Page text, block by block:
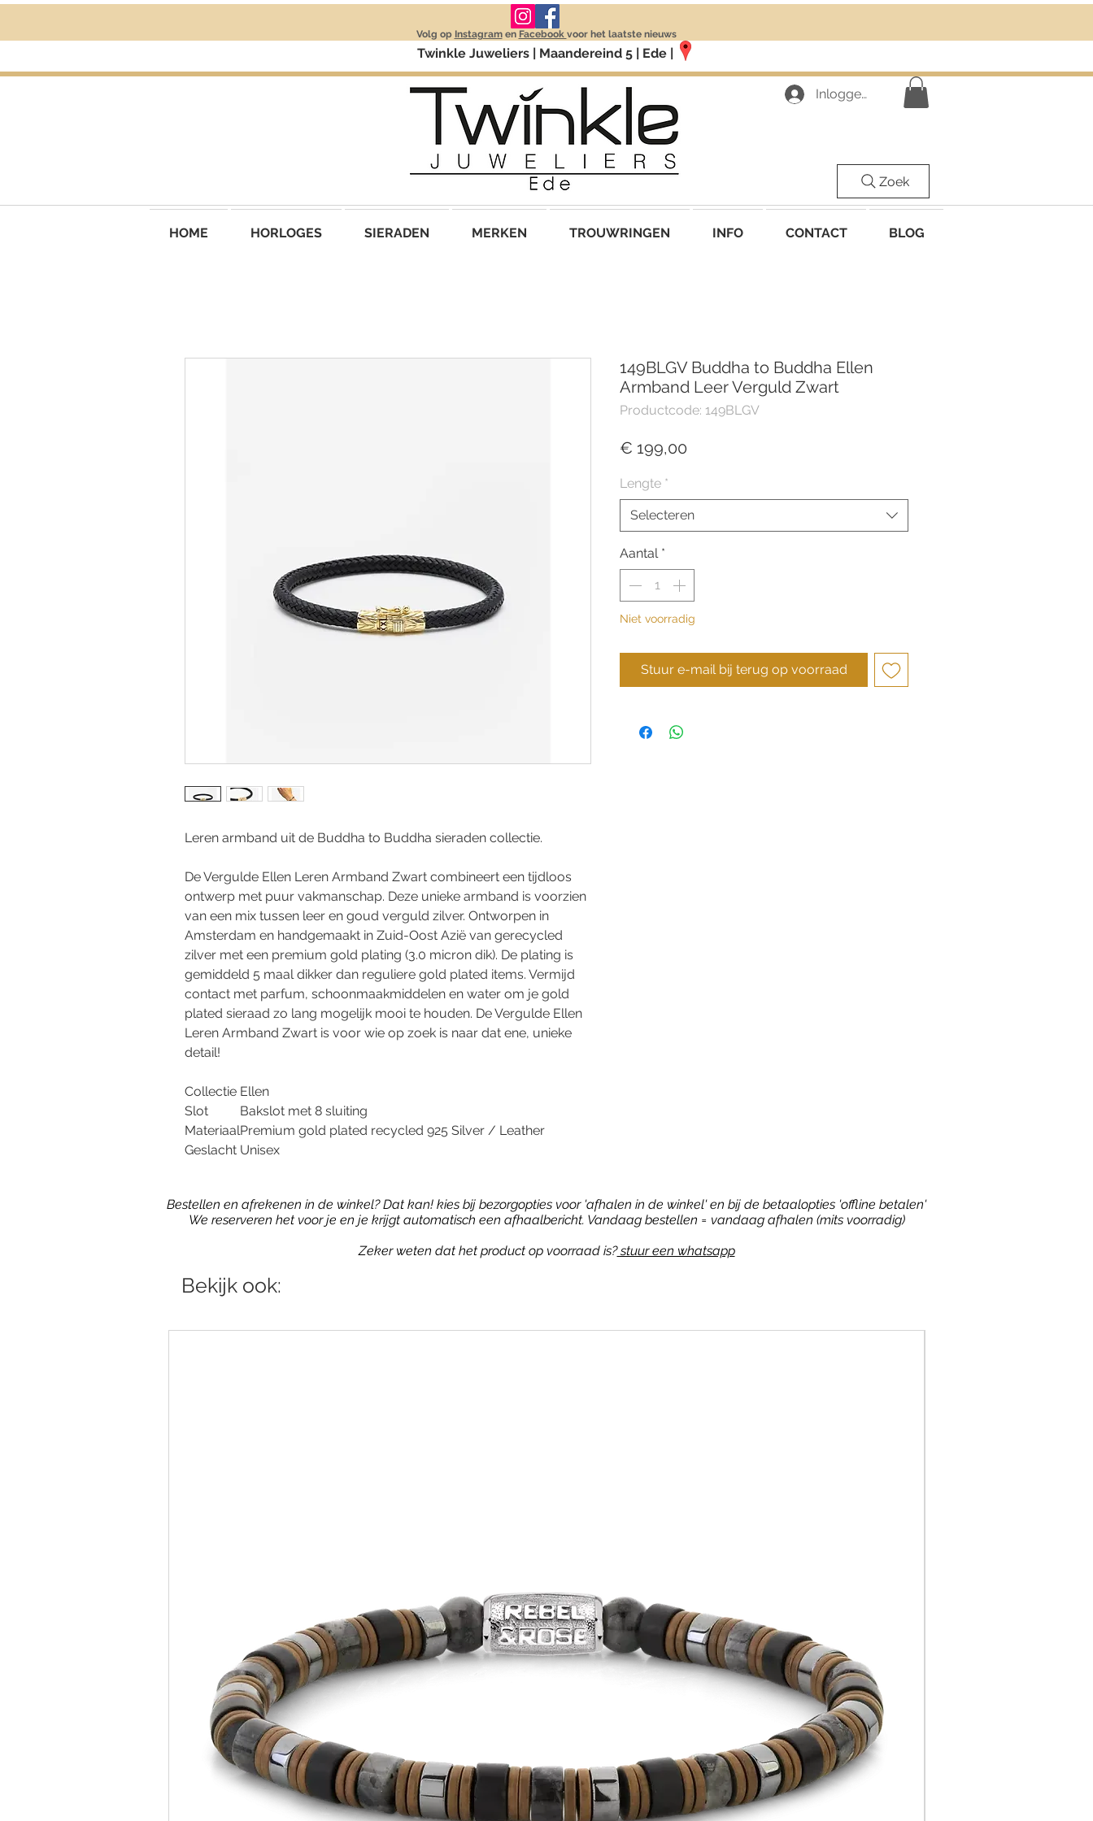
Volg op Instagramen Facebook voor het laatste nieuws
Twinkle Juweliers | Maandereind 5 | Ede |
Inloggen
Zoek
HOME HORLOGES SIERADEN MERKEN TROUWRINGEN INFO CONTACT BLOG
Leren armband uit de Buddha to Buddha sieraden collectie.
De Vergulde Ellen Leren Armband Zwart combineert een tijdloos
ontwerp met puur vakmanschap. Deze unieke armband is voorzien
van een mix tussen leer en goud verguld zilver. Ontworpen in
Amsterdam en handgemaakt in Zuid-Oost Azië van gerecycled
zilver met een premium gold plating (3.0 micron dik). De plating is
gemiddeld 5 maal dikker dan reguliere gold plated items. Vermijd
contact met parfum, schoonmaakmiddelen en water om je gold
plated sieraad zo lang mogelijk mooi te houden. De Vergulde Ellen
Leren Armband Zwart is voor wie op zoek is naar dat ene, unieke
detail!
Collectie Ellen
Slot
Bakslot met 8 sluiting
MateriaalPremium gold plated recycled 925 Silver / Leather
Geslacht Unisex
149BLGV Buddha to Buddha Ellen
Armband Leer Verguld Zwart
Productcode: 149BLGV
€ 199,00
Lengte *
Selecteren
Aantal *
Niet voorradig
Stuur e-mail bij terug op voorraad
Bestellen en afrekenen in de winkel? Dat kan! kies bij bezorgopties voor 'afhalen in de winkel' en bij de betaalopties 'offline betalen'
We reserveren het voor je en je krijgt automatisch een afhaalbericht. Vandaag bestellen = vandaag afhalen (mits voorradig)
Zeker weten dat het product op voorraad is?stuur een whatsapp
Bekijk ook: